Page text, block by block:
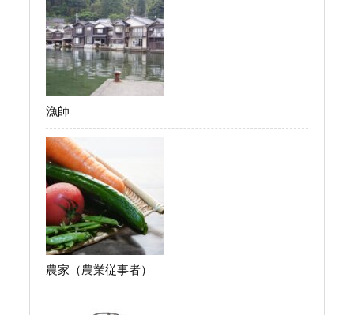
漁師
農家（農業従事者）